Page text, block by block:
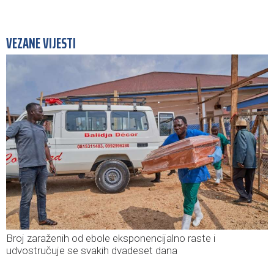
VEZANE VIJESTI
Broj zaraženih od ebole eksponencijalno raste i
udvostručuje se svakih dvadeset dana